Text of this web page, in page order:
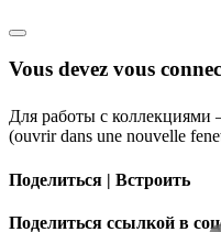
Vous devez vous
Для работы с коллекциями
(ouvrir dans une nouvelle
Поделиться | Встроить
Поделиться ссылкой в